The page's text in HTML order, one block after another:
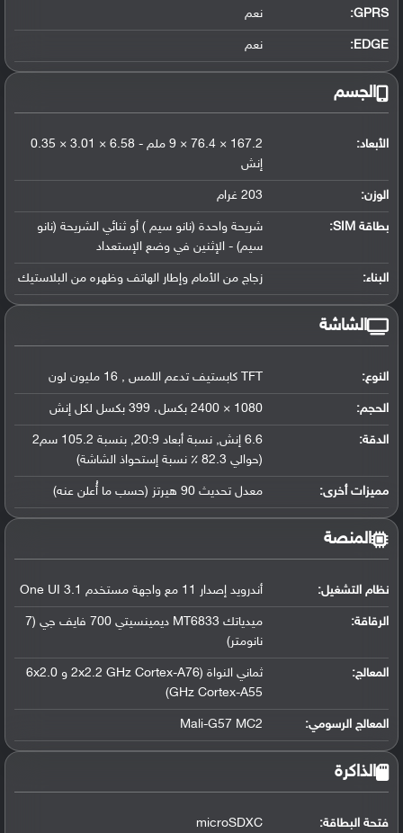
GPRS: نعم
EDGE: نعم
الجسم
الأبعاد:
167.2 × 76.4 × 9 ملم - 6.58 × 3.01 × 0.35
إنش
الوزن: 203 غرام
بطاقة SIM:
شريحة واحدة (نانو سيم ) أو ثنائي الشريحة (نانو
سيم) - الإثنين في وضع الإستعداد
البناء: زجاج من الأمام وإطار الهاتف وظهره من البلاستيك
الشاشة
النوع: TFT كابستيف تدعم اللمس , 16 مليون لون
الحجم: 1080 × 2400 بكسل، 399 بكسل لكل إنش
الدقة:
6.6 إنش, نسبة أبعاد 20:9, بنسبة 105.2 سم2
(حوالي 82.3 ٪ نسبة إستحواذ الشاشة)
مميزات أخرى: معدل تحديث 90 هيرتز (حسب ما أُعلن عنه)
المنصة
نظام التشغيل: أندرويد إصدار 11 مع واجهة مستخدم One UI 3.1
الرقاقة:
ميدياتك MT6833 ديمينسيتي 700 فايف جي (7
نانومتر)
المعالج:
ثماني النواة (2x2.2 GHz Cortex-A76 و 6x2.0
GHz Cortex-A55)
المعالج الرسومي:
Mali-G57 MC2
الذاكرة
فتحة البطاقة: microSDXC